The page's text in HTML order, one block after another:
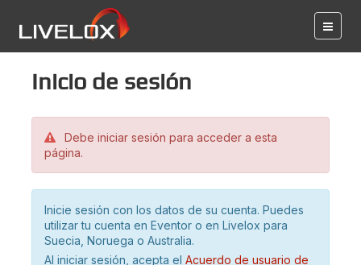
Inicio de sesión
Debe iniciar sesión para acceder a esta
página.
Inicie sesión con los datos de su cuenta. Puedes
utilizar tu cuenta en Eventor o en Livelox para
Suecia, Noruega o Australia.
Al iniciar sesión, acepta el Acuerdo de usuario de